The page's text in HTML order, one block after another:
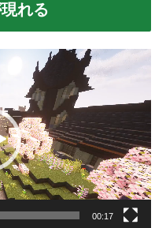
れる
00:17